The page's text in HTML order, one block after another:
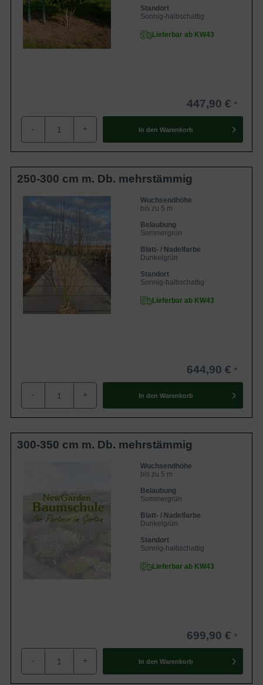
Standort
Sonnig-halbschattig
Lieferbar ab KW43
447,90 €
- + In den Warenkorb
250-300 cm m. Db. mehrstämmig
Wuchsendhöhe
bis zu 5 m
Belaubung
Sommergrün
Blatt- / Nadelfarbe
Dunkelgrün
Standort
Sonnig-halbschattig
Lieferbar ab KW43
644,90 €
- + In den Warenkorb
300-350 cm m. Db. mehrstämmig
Wuchsendhöhe
bis zu 5 m
Belaubung
Sommergrün
Blatt- / Nadelfarbe
Dunkelgrün
Standort
Sonnig-halbschattig
Lieferbar ab KW43
699,90 €
- + In den Warenkorb